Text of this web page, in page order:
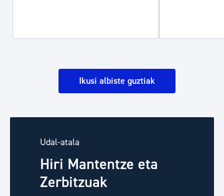
Ikusi albiste guztiak
Udal-atala
Hiri Mantentze eta
Zerbitzuak